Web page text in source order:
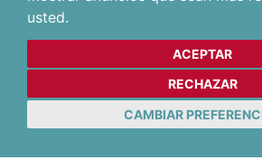
usted.
ACEPTAR
RECHAZAR
CAMBIAR